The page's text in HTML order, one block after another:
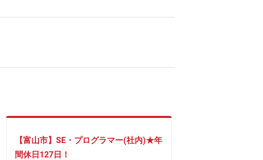
【富山市】SE・プログラマー(社内)★年
間休日127日！